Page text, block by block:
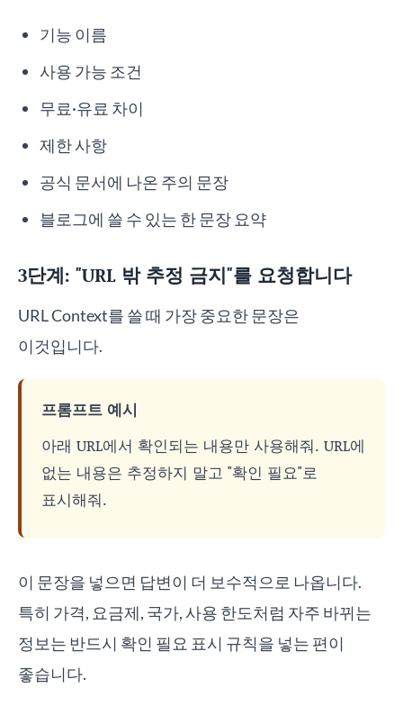
기능 이름
사용 가능 조건
무료·유료 차이
제한 사항
공식 문서에 나온 주의 문장
블로그에 쓸 수 있는 한 문장 요약
3단계: "URL 밖 추정 금지"를 요청합니다
URL Context를 쓸 때 가장 중요한 문장은
이것입니다.
프롬프트 예시
아래 URL에서 확인되는 내용만 사용해줘. URL에
없는 내용은 추정하지 말고 "확인 필요"로
표시해줘.
이 문장을 넣으면 답변이 더 보수적으로 나옵니다.
특히 가격, 요금제, 국가, 사용 한도처럼 자주 바뀌는
정보는 반드시 확인 필요 표시 규칙을 넣는 편이
좋습니다.